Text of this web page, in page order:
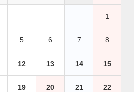
1
5 6 7 8
12 13 14 15
19 20 21 22